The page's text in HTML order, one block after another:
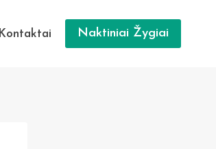
Kontaktai Naktiniai Žygiai